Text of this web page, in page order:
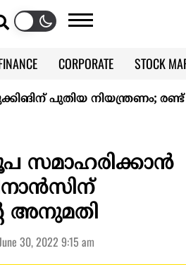
CORPORATE
STOCK
പുതിയ നിയന്ത്രണം; രണ്ട്
സമാഹരിക്കാൻ
അനുമതി
30, 2022 9:15 am